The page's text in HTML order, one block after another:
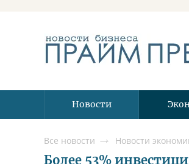
Новости
Все новости Новости
Более 53%